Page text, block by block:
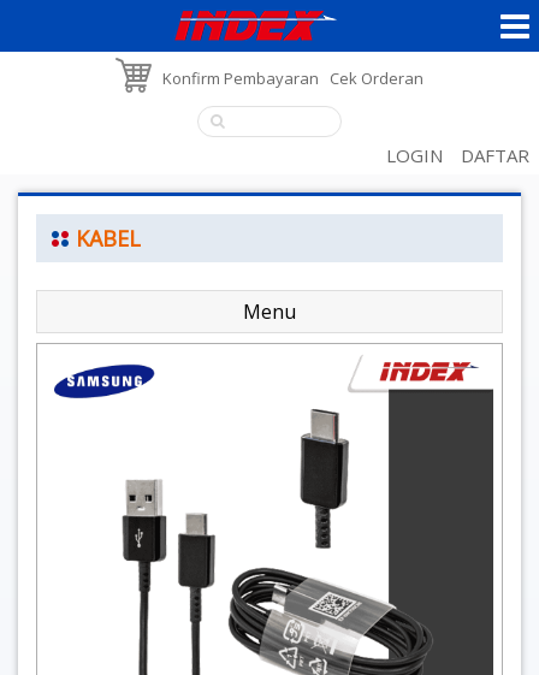
Konfirm Pembayaran Cek Orderan
LOGIN DAFTAR
KABEL
Menu